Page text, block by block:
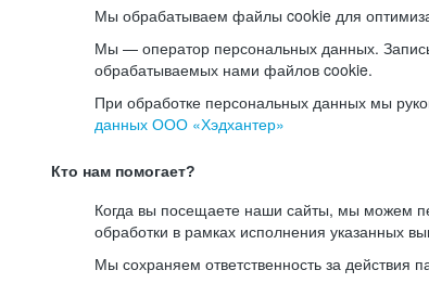
Мы обрабатываем файлы cookie для
Мы — оператор персональных данных.
обрабатываемых нами файлов cookie.
При обработке персональных данных мы
данных ООО «Хэдхантер»
Кто нам помогает?
Когда вы посещаете наши сайты, мы
обработки в рамках исполнения указанных
Мы сохраняем ответственность за